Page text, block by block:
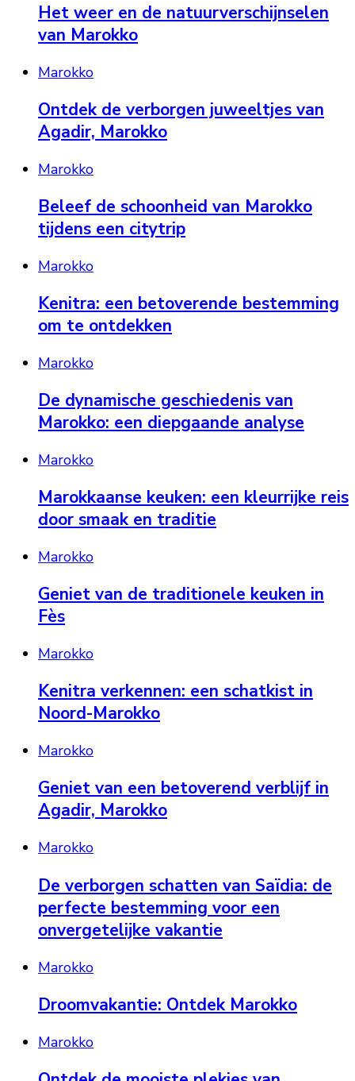
Het weer en de natuurverschijnselen
van Marokko
Marokko
Ontdek de verborgen juweeltjes van
Agadir, Marokko
Marokko
Beleef de schoonheid van Marokko
tijdens een citytrip
Marokko
Kenitra: een betoverende bestemming
om te ontdekken
Marokko
De dynamische geschiedenis van
Marokko: een diepgaande analyse
Marokko
Marokkaanse keuken: een kleurrijke reis
door smaak en traditie
Marokko
Geniet van de traditionele keuken in
Fès
Marokko
Kenitra verkennen: een schatkist in
Noord-Marokko
Marokko
Geniet van een betoverend verblijf in
Agadir, Marokko
Marokko
De verborgen schatten van Saïdia: de
perfecte bestemming voor een
onvergetelijke vakantie
Marokko
Droomvakantie: Ontdek Marokko
Marokko